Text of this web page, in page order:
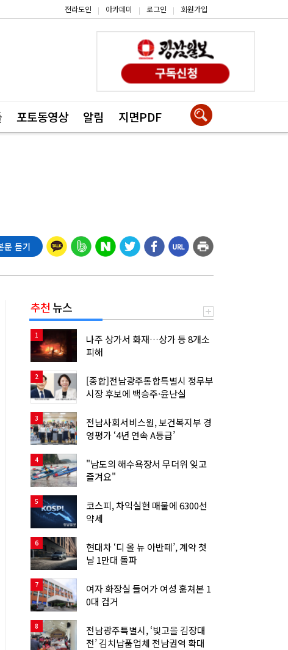
전라도인 | 아카데미 | 로그인 | 회원가입
포토동영상 알림 지면PDF
문 듣기
추천뉴스
1
나주 상가서 화재…상가 등 8개소
피해
2
[종합]전남광주통합특별시 정무부
시장 후보에 백승주·윤난실
3
전남사회서비스원, 보건복지부 경
영평가 ‘4년 연속 A등급’
4
"남도의 해수욕장서 무더위 잊고
즐겨요"
5
코스피, 차익실현 매물에 6300선
약세
6
현대차 ‘디 올 뉴 아반떼’, 계약 첫
날 1만대 돌파
7
여자 화장실 들어가 여성 훔쳐본 1
0대 검거
8
전남광주특별시, ‘빛고을 김장대
전’ 김치납품업체 전남권역 확대